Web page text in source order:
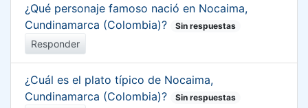
¿Qué personaje famoso nació en Nocaima,
Cundinamarca (Colombia)?
Sin respuestas
Responder
¿Cuál es el plato típico de Nocaima,
Cundinamarca (Colombia)?
Sin respuestas